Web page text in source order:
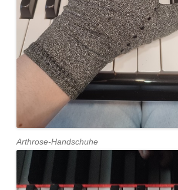
Arthrose-Handschuhe